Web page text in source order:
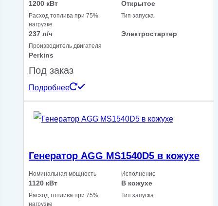
1200 кВт Открытое
Расход топлива при 75%
нагрузке
237 л/ч
Тип запуска
Электростартер
Производитель двигателя
Perkins
Под заказ
Подробнее
Генератор AGG MS1540D5 в кожухе
Номинальная мощность
1120 кВт
Исполнение
В кожухе
Расход топлива при 75%
нагрузке
Тип запуска